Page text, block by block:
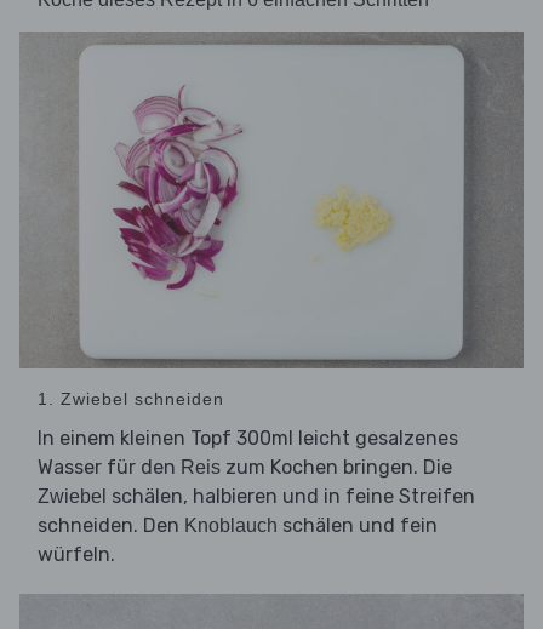
1. Zwiebel schneiden
In einem kleinen Topf 300ml leicht gesalzenes
Wasser für den Reis zum Kochen bringen. Die
Zwiebel schälen, halbieren und in feine Streifen
schneiden. Den Knoblauch schälen und fein
würfeln.